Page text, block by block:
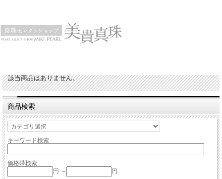
該当商品はありません。
商品検索
キーワード検索
価格帯検索
円 ～
円